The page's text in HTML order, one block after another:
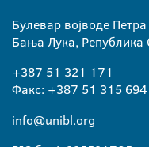
Булевар војводе
Бања Лука, Република
+387 51 321 171
Факс: +387 51 315 694
info@unibl.org